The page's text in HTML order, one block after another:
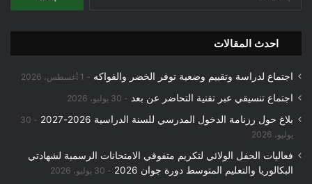
احدث المقالات
اجتماع لدراسة وتقييم وضعية توفر الخضر والفواكه 1 أغسطس، 2026
اجتماع تنسيقي عبر تقنية التحاضر عن بعد 30 يوليو، 2026
بلاغ حول رزنامة الدخول المدرسي للسنة الدراسية 2026-2027
30
يوليو، 2026
فعاليات الحفل الولائي لتكريم متفوقي الامتحانات الرسمية لشهادتي
البكالوريا والتعليم المتوسط دورة جوان 2026
30 يوليو، 2026